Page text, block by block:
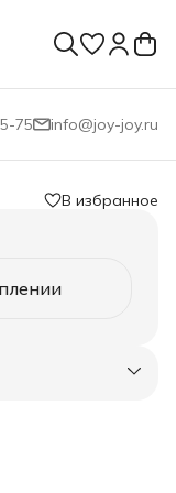
75 info@joy-joy.ru
В избранное